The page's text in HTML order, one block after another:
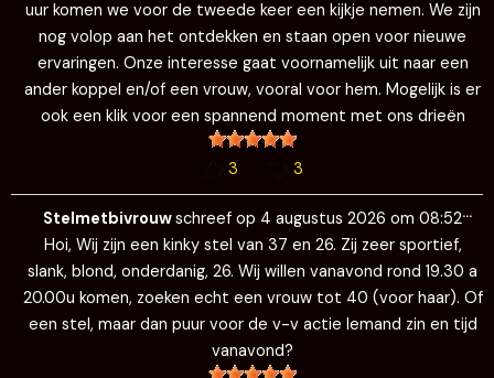
uur komen we voor de tweede keer een kijkje nemen. We zijn
nog volop aan het ontdekken en staan open voor nieuwe
ervaringen. Onze interesse gaat voornamelijk uit naar een
ander koppel en/of een vrouw, vooral voor hem. Mogelijk is er
ook een klik voor een spannend moment met ons drieën
3 3
Stelmetbivrouwschreef op 4 augustus 2026 om 08:52
Hoi, Wij zijn een kinky stel van 37 en 26. Zij zeer sportief,
slank, blond, onderdanig, 26. Wij willen vanavond rond 19.30 a
20.00u komen, zoeken echt een vrouw tot 40 (voor haar). Of
een stel, maar dan puur voor de v-v actie Iemand zin en tijd
vanavond?
…